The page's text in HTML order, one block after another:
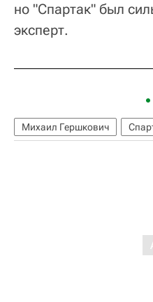
но "Спартак" был
эксперт.
Михаил Гершкович